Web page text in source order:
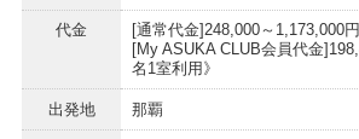
代金
[通常代金]248,000～1,173,000円
[My ASUKA CLUB会員代金
名1室利用》
出発地 那覇